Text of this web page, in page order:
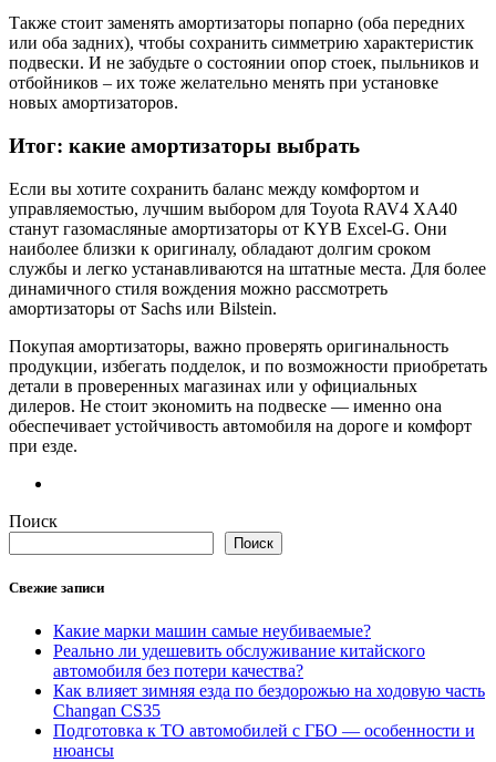
Также стоит заменять амортизаторы попарно (оба передних
или оба задних), чтобы сохранить симметрию характеристик
подвески. И не забудьте о состоянии опор стоек, пыльников и
отбойников – их тоже желательно менять при установке
новых амортизаторов.
Итог: какие амортизаторы выбрать
Если вы хотите сохранить баланс между комфортом и
управляемостью, лучшим выбором для Toyota RAV4 XA40
станут газомасляные амортизаторы от KYB Excel-G. Они
наиболее близки к оригиналу, обладают долгим сроком
службы и легко устанавливаются на штатные места. Для более
динамичного стиля вождения можно рассмотреть
амортизаторы от Sachs или Bilstein.
Покупая амортизаторы, важно проверять оригинальность
продукции, избегать подделок, и по возможности приобретать
детали в проверенных магазинах или у официальных
дилеров. Не стоит экономить на подвеске — именно она
обеспечивает устойчивость автомобиля на дороге и комфорт
при езде.
Поиск
Поиск
Свежие записи
Какие марки машин самые неубиваемые?
Реально ли удешевить обслуживание китайского
автомобиля без потери качества?
Как влияет зимняя езда по бездорожью на ходовую часть
Changan CS35
Подготовка к ТО автомобилей с ГБО — особенности и
нюансы